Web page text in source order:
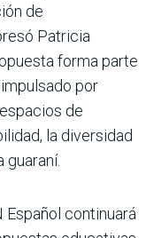
de
Patricia
forma parte
por
de
la diversidad
guaraní.
Español continuará